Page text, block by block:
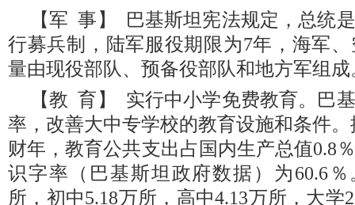
【军 事】 巴基斯坦宪法规定，总统
行募兵制，陆军服役期限为7年，海军
量由现役部队、预备役部队和地方军组
【教 育】 实行中小学免费教育。巴
率，改善大中专学校的教育设施和条件。
财年，教育公共支出占国内生产总值0.8
识字率（巴基斯坦政府数据）为60.6
所，初中5.18万所，高中4.13万所，大学